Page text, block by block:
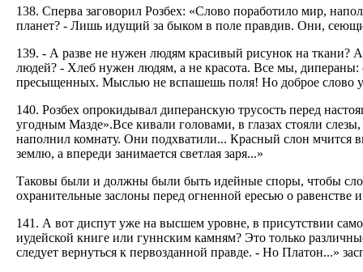
138. Сперва заговорил Розбех: «Слово поработило мир,
планет? - Лишь идущий за быком в поле правдив. Они,
139. - А разве не нужен людям красивый рисунок на ткани?
людей? - Хлеб нужен людям, а не красота. Все мы, дипераны:
пресыщенных. Мыслью не вспашешь поля! Но доброе слово
140. Розбех опрокидывал диперанскую трусость перед
угодным Мазде».Все кивали головами, в глазах стояли
наполнил комнату. Они подхватили... Красный слон мчится
землю, а впереди занимается светлая заря...»
Таковы были и должны были быть идейные споры, чтобы
охранительные заслоны перед огненной ересью о равенстве и
141. А вот диспут уже на высшем уровне, в присутствии
иудейской книге или гуннским камням? Это только
следует вернуться к первозданной правде. - Но Платон...»